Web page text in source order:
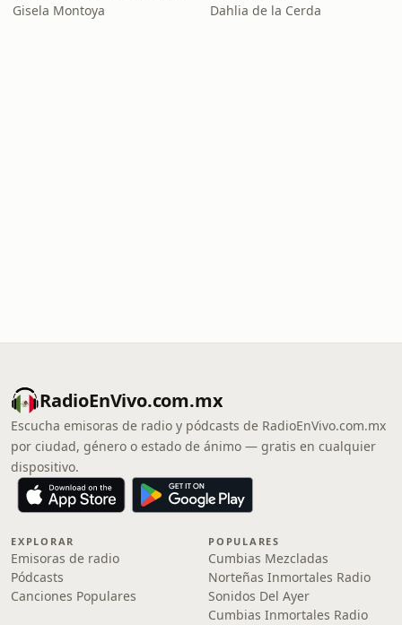
Gisela Montoya Dahlia de la Cerda
RadioEnVivo.com.mx
Escucha emisoras de radio y pódcasts de RadioEnVivo.com.mx
por ciudad, género o estado de ánimo — gratis en cualquier
dispositivo.
EXPLORAR
Emisoras de radio
Pódcasts
Canciones Populares
POPULARES
Cumbias Mezcladas
Norteñas Inmortales Radio
Sonidos Del Ayer
Cumbias Inmortales Radio